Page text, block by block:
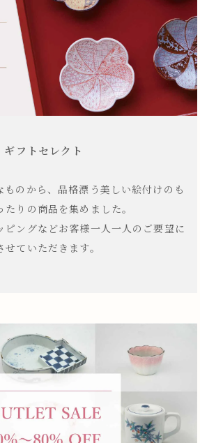
ギフトセレクト
ものから、品格漂う美しい絵付けのも
りの商品を集めました。
ピングなどお客様一人一人のご要望に
ていただきます。